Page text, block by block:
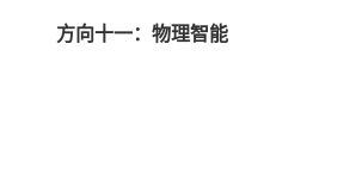
方向十一：物理智能